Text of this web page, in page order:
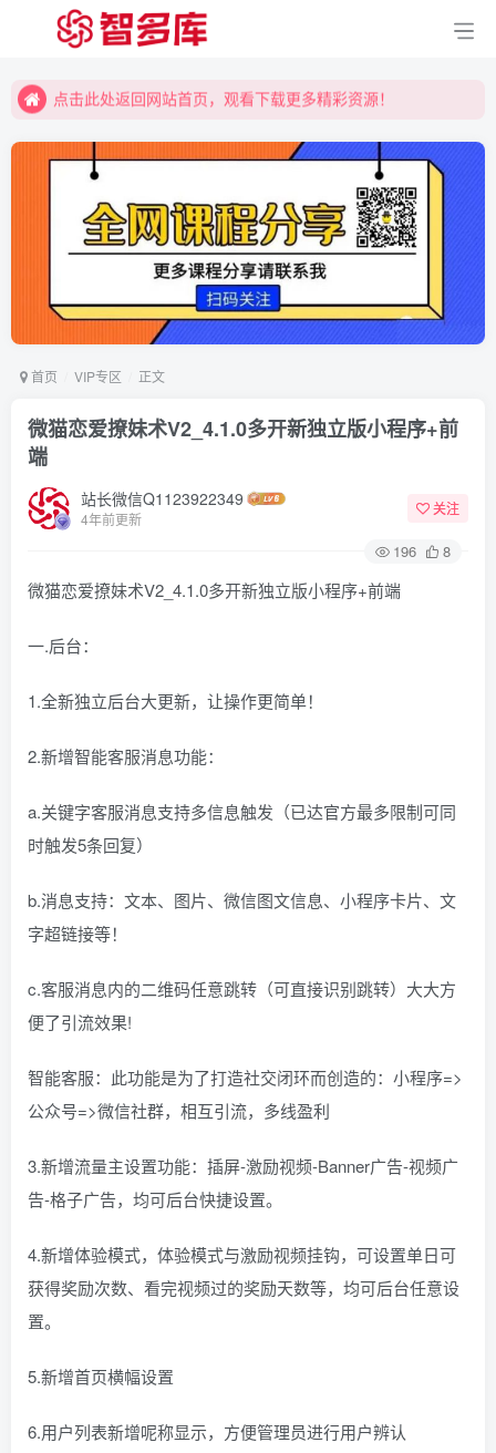
点击此处返回网站首页，观看下载更多精彩资源！
点击此处返回网站首页，观看下载更多精彩资源！
首页 VIP专区 正文
微猫恋爱撩妹术V2_4.1.0多开新独立版小程序+前
端
站长微信Q1123922349
4年前更新
关注
196 8
微猫恋爱撩妹术V2_4.1.0多开新独立版小程序+前端
一.后台：
1.全新独立后台大更新，让操作更简单！
2.新增智能客服消息功能：
a.关键字客服消息支持多信息触发（已达官方最多限制可同
时触发5条回复）
b.消息支持：文本、图片、微信图文信息、小程序卡片、文
字超链接等！
c.客服消息内的二维码任意跳转（可直接识别跳转）大大方
便了引流效果!
智能客服：此功能是为了打造社交闭环而创造的：小程序=>
公众号=>微信社群，相互引流，多线盈利
3.新增流量主设置功能：插屏-激励视频-Banner广告-视频广
告-格子广告，均可后台快捷设置。
4.新增体验模式，体验模式与激励视频挂钩，可设置单日可
获得奖励次数、看完视频过的奖励天数等，均可后台任意设
置。
5.新增首页横幅设置
6.用户列表新增呢称显示，方便管理员进行用户辨认